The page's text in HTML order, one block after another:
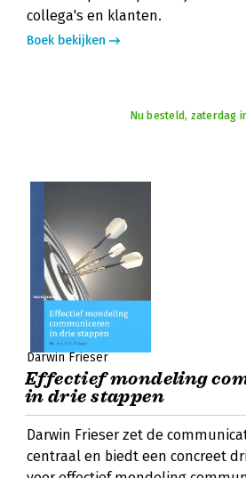
collega's en klanten.
Boek bekijken
Nu besteld, zaterdag
Darwin Frieser
Effectief mondeling
in drie stappen
Darwin Frieser zet de
centraal en biedt een concreet